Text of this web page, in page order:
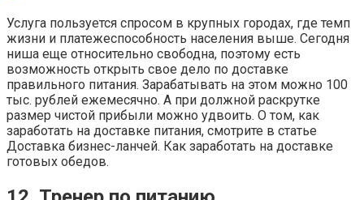
Услуга пользуется спросом в крупных городах, где темп
жизни и платежеспособность населения выше. Сегодня
ниша еще относительно свободна, поэтому есть
возможность открыть свое дело по доставке
правильного питания. Зарабатывать на этом можно 100
тыс. рублей ежемесячно. А при должной раскрутке
размер чистой прибыли можно удвоить. О том, как
заработать на доставке питания, смотрите в статье
Доставка бизнес-ланчей. Как заработать на доставке
готовых обедов.